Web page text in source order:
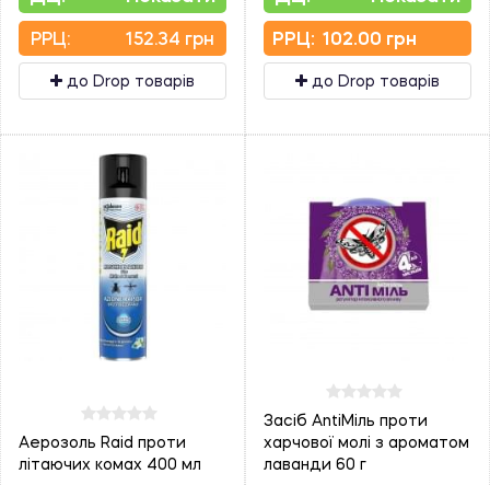
PPЦ: 152.34 грн
до Drop товарів
PPЦ: 102.00 грн
до Drop товарів
Аерозоль Raid проти
літаючих комах 400 мл
Засіб AntiМіль проти
харчової молі з ароматом
лаванди 60 г